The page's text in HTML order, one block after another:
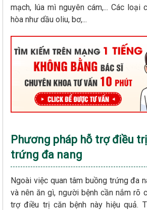
mạch, lúa mì nguyên cám,... Các loại
hòa như dầu oliu, bơ,...
Phương pháp hỗ trợ điều
trứng đa nang
Ngoài việc quan tâm buồng trứng đa
và nên ăn gì, người bệnh cần nắm rõ
trợ điều trị căn bệnh này hiệu quả.